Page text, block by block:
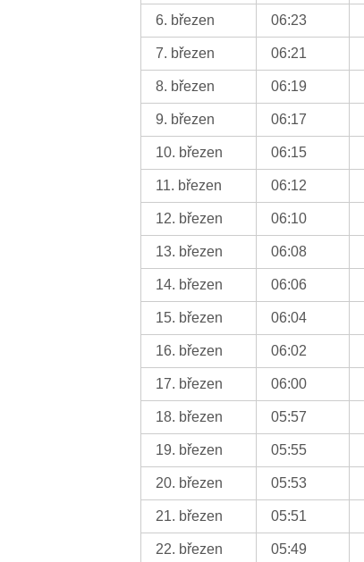
6. březen 06:23
7. březen 06:21
8. březen 06:19
9. březen 06:17
10. březen 06:15
11. březen 06:12
12. březen 06:10
13. březen 06:08
14. březen 06:06
15. březen 06:04
16. březen 06:02
17. březen 06:00
18. březen 05:57
19. březen 05:55
20. březen 05:53
21. březen 05:51
22. březen 05:49